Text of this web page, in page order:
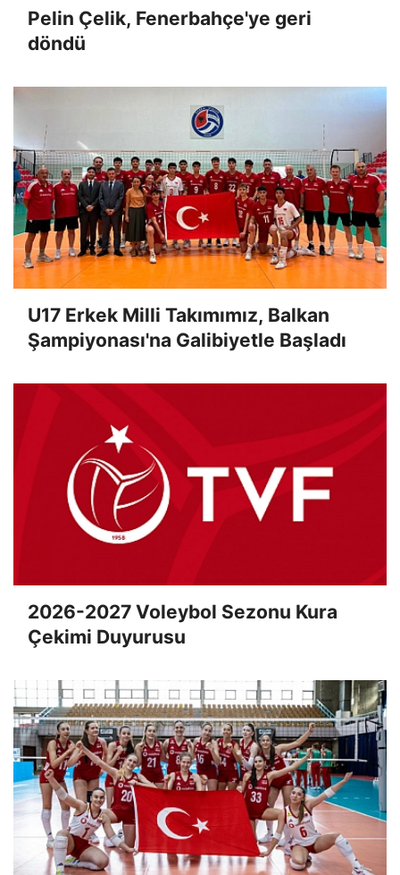
Pelin Çelik, Fenerbahçe'ye geri
döndü
U17 Erkek Milli Takımımız, Balkan
Şampiyonası'na Galibiyetle Başladı
2026-2027 Voleybol Sezonu Kura
Çekimi Duyurusu